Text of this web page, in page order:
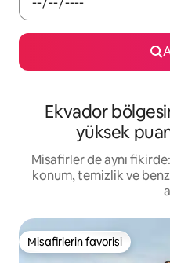
Ekvador
yüksek
Misafirler de aynı
konum, temizlik ve
Misafirlerin favorisi
Misafirlerin favorisi